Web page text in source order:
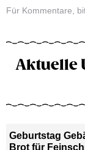
Für Kommentare,
Aktuelle
Geburtstag
Brot für